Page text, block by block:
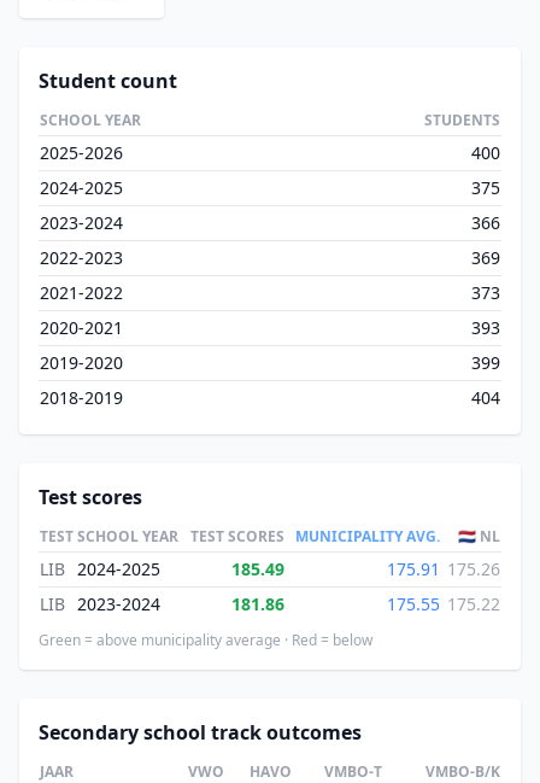
Student count
SCHOOL YEAR STUDENTS
2025-2026
400
2024-2025
375
2023-2024
366
2022-2023
369
2021-2022
373
2020-2021
393
2019-2020
399
2018-2019
404
Test scores
TESTSCHOOL YEAR TEST SCORES MUNICIPALITY AVG. 🇳🇱 NL
LIB 2024-2025 185.49 175.91 175.26
LIB 2023-2024 181.86 175.55 175.22
Green = above municipality average · Red = below
Secondary school track outcomes
JAAR VWO HAVO VMBO-T VMBO-B/K